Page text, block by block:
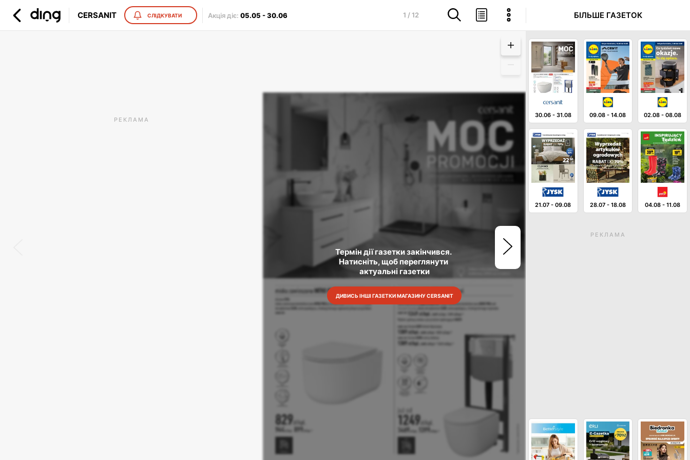
CERSANIT СЛІДКУВАТИ Акція діє: 05.05 -30.06 1 / 12
РЕКЛАМА
Термін дії газетки закінчився.
Натисніть, щоб переглянути
актуальні газетки
ДИВИСЬ ІНШІ ГАЗЕТКИ МАГАЗИНУ CERSANIT
БІЛЬШЕ ГАЗЕТОК
30.06 - 31.08 09.08-14.08 02.08-08.08
21.07-09.08 28.07 - 18.08 04.08-11.08
РЕКЛАМА